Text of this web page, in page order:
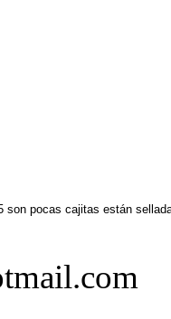
pocas cajitas están